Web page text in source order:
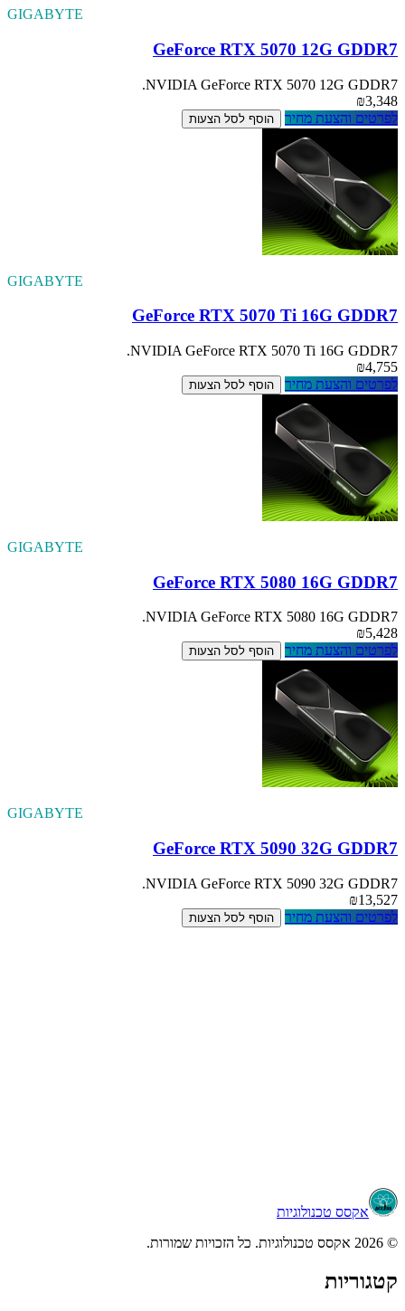
GIGABYTE
GeForce RTX 5070 12G GDDR7
NVIDIA GeForce RTX 5070 12G GDDR7.
₪3,348
לפרטים והצעת מחיר
הוסף לסל הצעות
GIGABYTE
GeForce RTX 5070 Ti 16G GDDR7
NVIDIA GeForce RTX 5070 Ti 16G GDDR7.
₪4,755
לפרטים והצעת מחיר
הוסף לסל הצעות
GIGABYTE
GeForce RTX 5080 16G GDDR7
NVIDIA GeForce RTX 5080 16G GDDR7.
₪5,428
לפרטים והצעת מחיר
הוסף לסל הצעות
GIGABYTE
GeForce RTX 5090 32G GDDR7
NVIDIA GeForce RTX 5090 32G GDDR7.
₪13,527
לפרטים והצעת מחיר
הוסף לסל הצעות
אקסס טכנולוגיות
© 2026 אקסס טכנולוגיות. כל הזכויות שמורות.
קטגוריות